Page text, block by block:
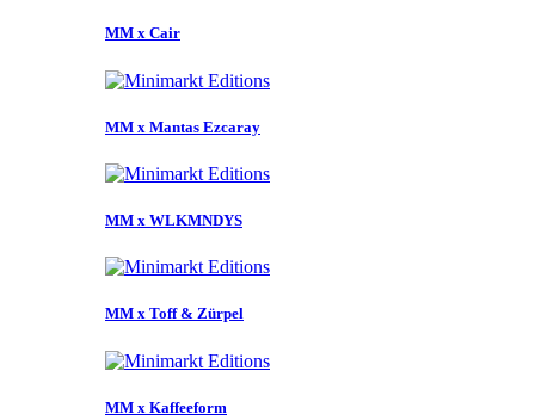
MM x Cair
MM x Mantas Ezcaray
MM x WLKMNDYS
MM x Toff & Zürpel
MM x Kaffeeform